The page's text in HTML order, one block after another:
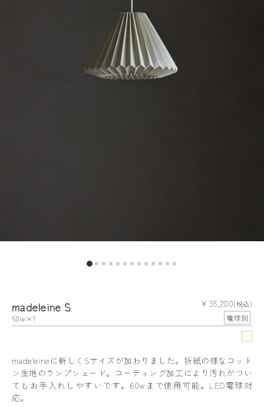
madeleine S
60w×1
¥ 35,200(税込)
電球別
madeleineに新しくSサイズが加わりました。折紙の様なコット
ン生地のランプシェード。コーティング加工により汚れがつい
てもお手入れしやすいです。60wまで使用可能。LED電球対
応。